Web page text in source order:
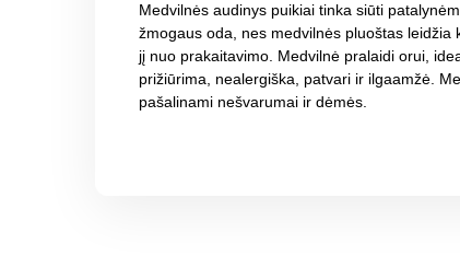
Medvilnės audinys puikiai tinka siūti
žmogaus oda, nes medvilnės pluoštas
jį nuo prakaitavimo. Medvilnė pralaidi orui,
prižiūrima, nealergiška, patvari ir ilgaamžė.
pašalinami nešvarumai ir dėmės.